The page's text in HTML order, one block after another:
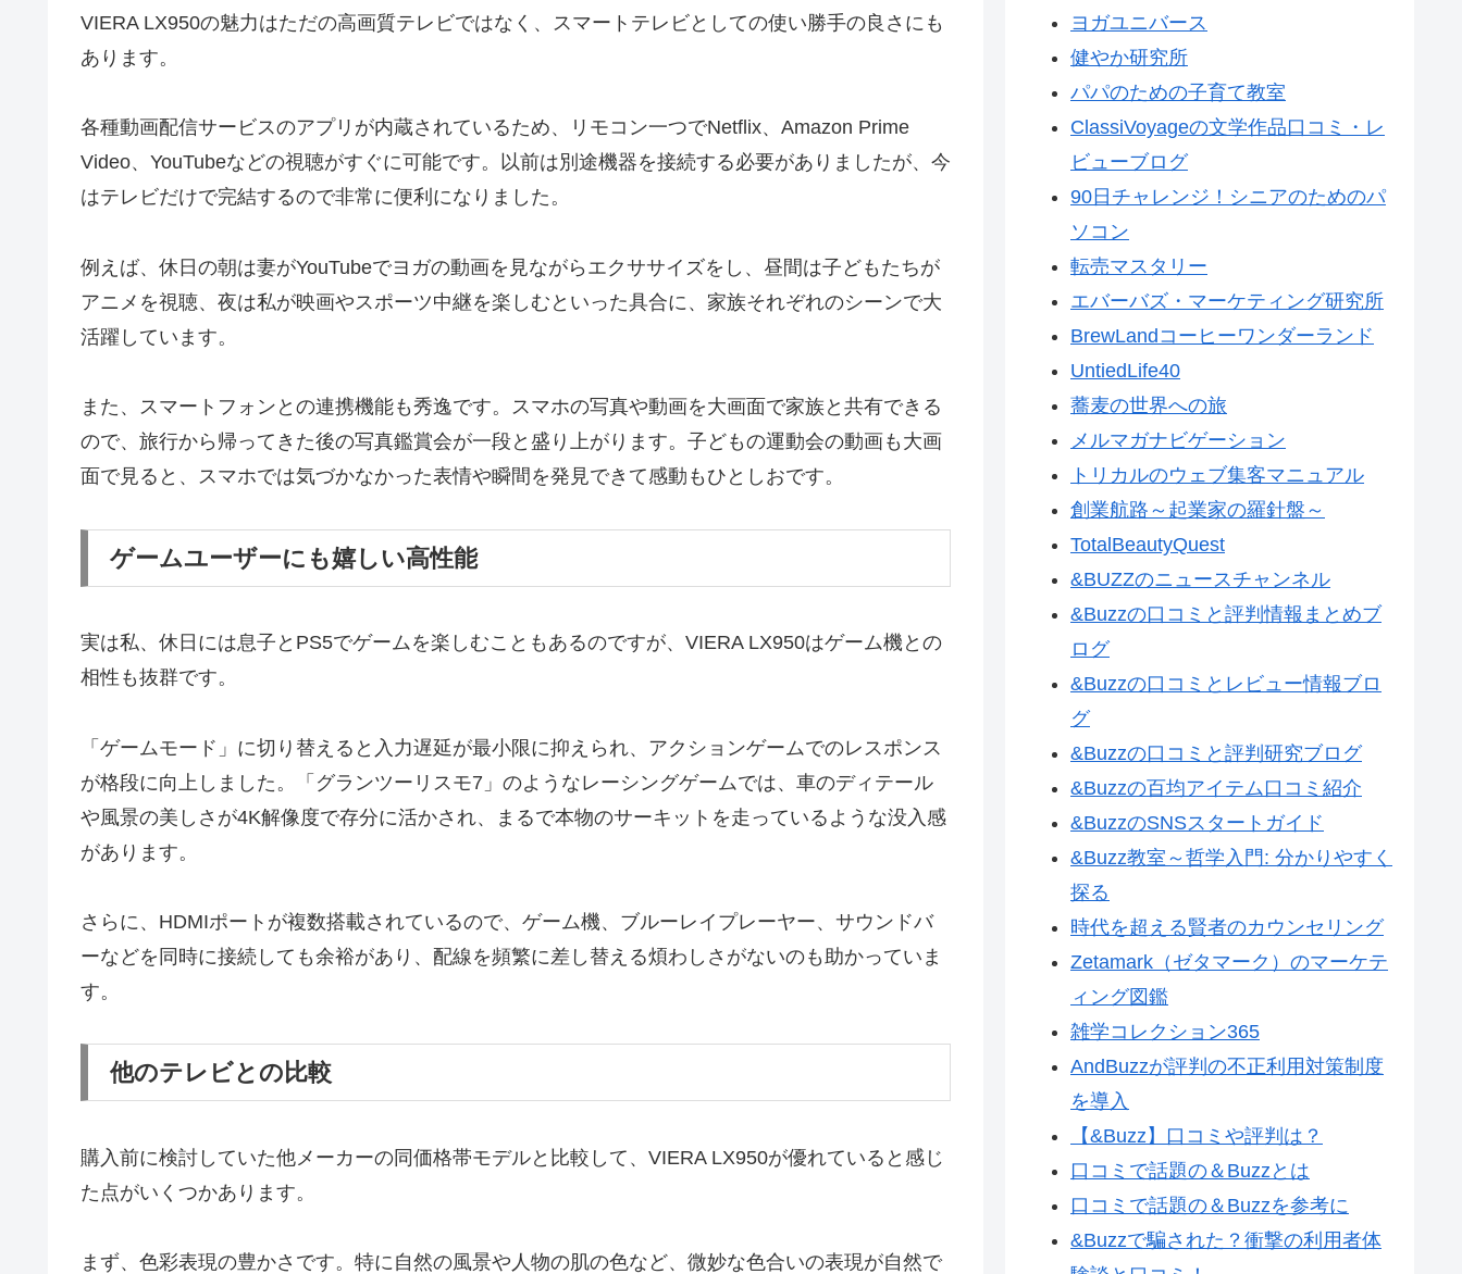
VIERA LX950の魅力はただの高画質テレビではなく、スマートテレビとしての使い勝手の良さにも
あります。
各種動画配信サービスのアプリが内蔵されているため、リモコン一つでNetflix、Amazon Prime
Video、YouTubeなどの視聴がすぐに可能です。以前は別途機器を接続する必要がありましたが、今
はテレビだけで完結するので非常に便利になりました。
例えば、休日の朝は妻がYouTubeでヨガの動画を見ながらエクササイズをし、昼間は子どもたちが
アニメを視聴、夜は私が映画やスポーツ中継を楽しむといった具合に、家族それぞれのシーンで大
活躍しています。
また、スマートフォンとの連携機能も秀逸です。スマホの写真や動画を大画面で家族と共有できる
ので、旅行から帰ってきた後の写真鑑賞会が一段と盛り上がります。子どもの運動会の動画も大画
面で見ると、スマホでは気づかなかった表情や瞬間を発見できて感動もひとしおです。
ゲームユーザーにも嬉しい高性能
実は私、休日には息子とPS5でゲームを楽しむこともあるのですが、VIERA LX950はゲーム機との
相性も抜群です。
「ゲームモード」に切り替えると入力遅延が最小限に抑えられ、アクションゲームでのレスポンス
が格段に向上しました。「グランツーリスモ7」のようなレーシングゲームでは、車のディテール
や風景の美しさが4K解像度で存分に活かされ、まるで本物のサーキットを走っているような没入感
があります。
さらに、HDMIポートが複数搭載されているので、ゲーム機、ブルーレイプレーヤー、サウンドバ
ーなどを同時に接続しても余裕があり、配線を頻繁に差し替える煩わしさがないのも助かっていま
す。
他のテレビとの比較
購入前に検討していた他メーカーの同価格帯モデルと比較して、VIERA LX950が優れていると感じ
た点がいくつかあります。
まず、色彩表現の豊かさです。特に自然の風景や人物の肌の色など、微妙な色合いの表現が自然で
ヨガユニバース
健やか研究所
パパのための子育て教室
ClassiVoyageの文学作品口コミ・レ
ビューブログ
90日チャレンジ！シニアのためのパ
ソコン
転売マスタリー
エバーバズ・マーケティング研究所
BrewLandコーヒーワンダーランド
UntiedLife40
蕎麦の世界への旅
メルマガナビゲーション
トリカルのウェブ集客マニュアル
創業航路～起業家の羅針盤～
TotalBeautyQuest
&BUZZのニュースチャンネル
&Buzzの口コミと評判情報まとめブ
ログ
&Buzzの口コミとレビュー情報ブロ
グ
&Buzzの口コミと評判研究ブログ
&Buzzの百均アイテム口コミ紹介
&BuzzのSNSスタートガイド
&Buzz教室～哲学入門: 分かりやすく
探る
時代を超える賢者のカウンセリング
Zetamark（ゼタマーク）のマーケテ
ィング図鑑
雑学コレクション365
AndBuzzが評判の不正利用対策制度
を導入
【&Buzz】口コミや評判は？
口コミで話題の＆Buzzとは
口コミで話題の＆Buzzを参考に
&Buzzで騙された？衝撃の利用者体